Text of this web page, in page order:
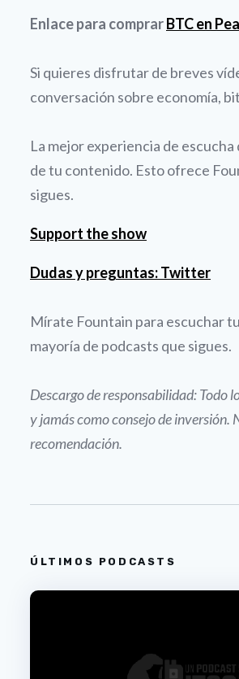
Enlace para comprarBTC en
Si quieres disfrutar de breves
conversación sobre economía,
La mejor experiencia de
de tu contenido. Esto ofrece
sigues.
Support the show
Dudas y preguntas: Twitter
Mírate Fountain para escuchar
mayoría de podcasts que sigues.
Descargo de responsabilidad: Todo
y jamás como consejo de
recomendación.
ÚLTIMOS PODCASTS